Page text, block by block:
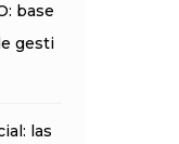
base
gesti
las